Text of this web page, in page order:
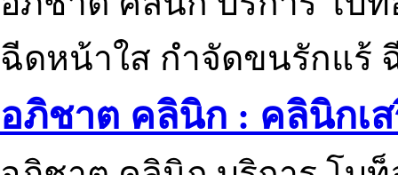
ฉีดหน้าใส กำจัดขนรักแร้
อภิชาต คลินิก : คลินิกเ